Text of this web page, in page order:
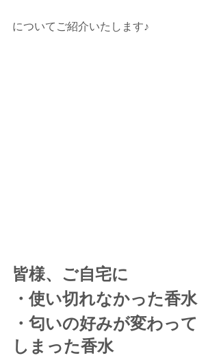
についてご紹介いたします♪
皆様、ご自宅に
・使い切れなかった香水
・匂いの好みが変わって
しまった香水